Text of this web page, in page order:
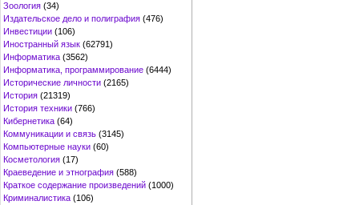
Зоология (34)
Издательское дело и полиграфия (476)
Инвестиции (106)
Иностранный язык (62791)
Информатика (3562)
Информатика, программирование (6444)
Исторические личности (2165)
История (21319)
История техники (766)
Кибернетика (64)
Коммуникации и связь (3145)
Компьютерные науки (60)
Косметология (17)
Краеведение и этнография (588)
Краткое содержание произведений (1000)
Криминалистика (106)